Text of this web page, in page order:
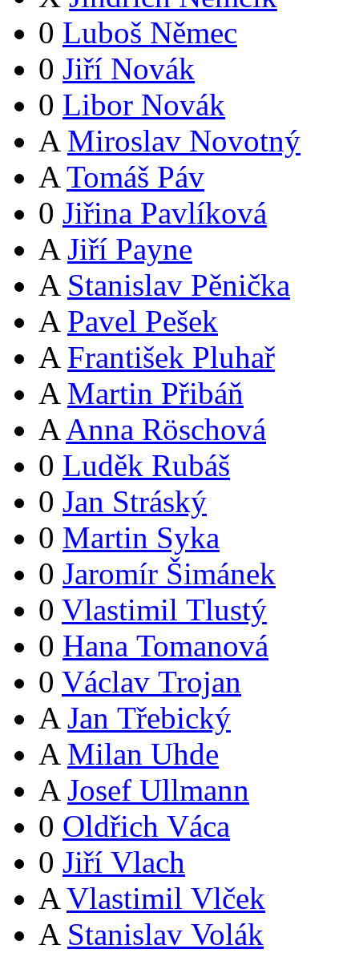
0 Luboš Němec
0 Jiří Novák
0 Libor Novák
A Miroslav Novotný
A Tomáš Páv
0 Jiřina Pavlíková
A Jiří Payne
A Stanislav Pěnička
A Pavel Pešek
A František Pluhař
A Martin Přibáň
A Anna Röschová
0 Luděk Rubáš
0 Jan Stráský
0 Martin Syka
0 Jaromír Šimánek
0 Vlastimil Tlustý
0 Hana Tomanová
0 Václav Trojan
A Jan Třebický
A Milan Uhde
A Josef Ullmann
0 Oldřich Váca
0 Jiří Vlach
A Vlastimil Vlček
A Stanislav Volák